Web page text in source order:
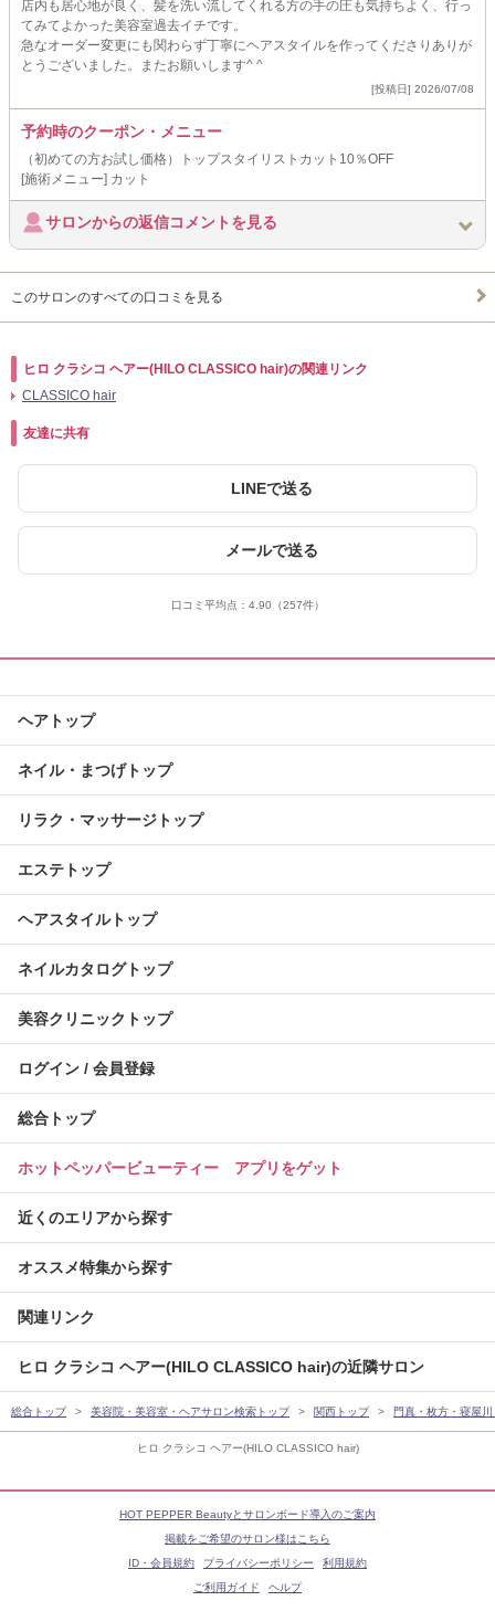
ヒロ クラシコ ヘアー(HILO CLASSICO hair)
店内も居心地が良く、髪を洗い流してくれる方の手の圧も気持ちよく、行っ
てみてよかった美容室過去イチです。
急なオーダー変更にも関わらず丁寧にヘアスタイルを作ってくださりありが
とうございました。またお願いします^ ^
[投稿日] 2026/07/08
予約時のクーポン・メニュー
（初めての方お試し価格）トップスタイリストカット10％OFF
[施術メニュー] カット
サロンからの返信コメントを見る
このサロンのすべての口コミを見る
ヒロ クラシコ ヘアー(HILO CLASSICO hair)の関連リンク
CLASSICO hair
友達に共有
LINEで送る
メールで送る
口コミ平均点： 4.90 （257件）
ヘアトップ
ネイル・まつげトップ
リラク・マッサージトップ
エステトップ
ヘアスタイルトップ
ネイルカタログトップ
美容クリニックトップ
ログイン / 会員登録
総合トップ
ホットペッパービューティー アプリをゲット
近くのエリアから探す
オススメ特集から探す
関連リンク
ヒロ クラシコ ヘアー(HILO CLASSICO hair)の近隣サロン
総合トップ 美容院・美容室・ヘアサロン検索トップ 関西トップ 門真・枚方・寝屋
HOT PEPPER Beautyとサロンボード導入のご案内
掲載をご希望のサロン様はこちら
ID・会員規約
プライバシーポリシー
利用規約
ご利用ガイド
ヘルプ